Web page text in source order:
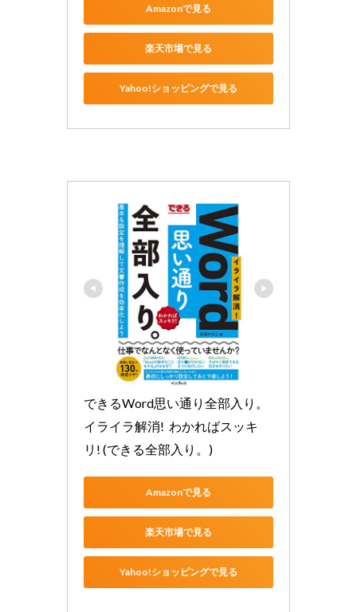
Amazonで見る
楽天市場で見る
Yahoo!ショッピングで見る
できるWord思い通り全部入り。
イライラ解消!  わかればスッキ
リ! (できる全部入り。)
Amazonで見る
楽天市場で見る
Yahoo!ショッピングで見る